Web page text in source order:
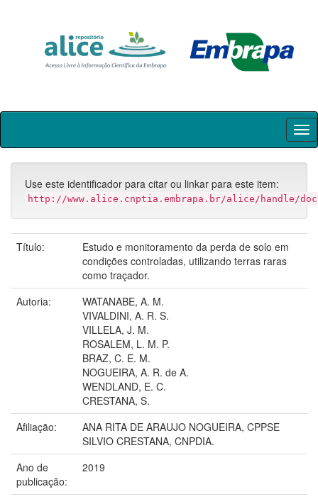
Skip
Use este identificador para citar ou linkar para este item:
http://www.alice.cnptia.embrapa.br/alice/handle/doc/
Título:
Estudo e monitoramento da perda de solo em
condições controladas, utilizando terras raras
como traçador.
Autoria:
WATANABE, A. M.
VIVALDINI, A. R. S.
VILLELA, J. M.
ROSALEM, L. M. P.
BRAZ, C. E. M.
NOGUEIRA, A. R. de A.
WENDLAND, E. C.
CRESTANA, S.
Afiliação:
ANA RITA DE ARAUJO NOGUEIRA, CPPSE
SILVIO CRESTANA, CNPDIA.
Ano de
publicação:
2019